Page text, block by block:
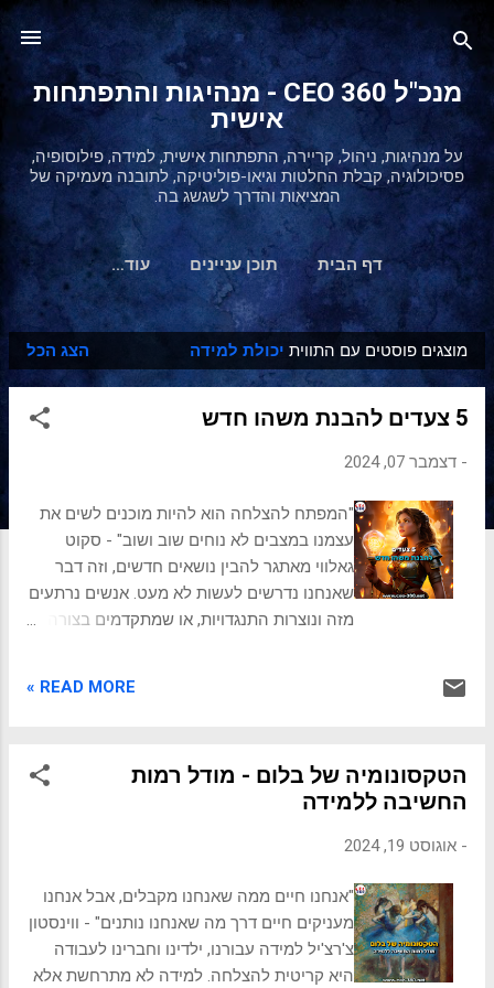
דילוג לתוכן הראשי
מנכ"ל 360 CEO - מנהיגות והתפתחות
אישית
על מנהיגות, ניהול, קריירה, התפתחות אישית, למידה, פילוסופיה,
פסיכולוגיה, קבלת החלטות וגיאו-פוליטיקה, לתובנה מעמיקה של
המציאות והדרך לשגשג בה.
דף הבית תוכן עניינים ‏עוד…
ר
ש
מוצגים פוסטים עם התווית יכולת למידה הצג הכל
5 צעדים להבנת משהו חדש
- דצמבר 07, 2024
"המפתח להצלחה הוא להיות מוכנים לשים את
עצמנו במצבים לא נוחים שוב ושוב" - סקוט
גאלווי מאתגר להבין נושאים חדשים, וזה דבר
שאנחנו נדרשים לעשות לא מעט. אנשים נרתעים
מזה ונוצרות התנגדויות, או שמתקדמים בצורה
הוא יעיל, אפקטיבי ומונע תסכולים ועיכובים.
להועיל: מספק גישה מובנית ללמידה: פירוק
תהליך ההבנה לשלבים ברורים יכול לעזור
ביכולתם להתמודד עם מושגים חדשים. מקדם
מעבר לידע ברמת פני השטח ולעסוק בניתוח,
הפשטה ודדוקציה, המסגרת מטפחת הבנה
יסודית וניואנסית יותר. מפתח מיומנויות חשיבה
READ MORE »
הטקסונומיה של בלום - מודל רמות
החשיבה ללמידה
- אוגוסט 19, 2024
"אנחנו חיים ממה שאנחנו מקבלים, אבל אנחנו
מעניקים חיים דרך מה שאנחנו נותנים" - ווינסטון
צ'רצ'יל למידה עבורנו, ילדינו וחברינו לעבודה
היא קריטית להצלחה. למידה לא מתרחשת אלא